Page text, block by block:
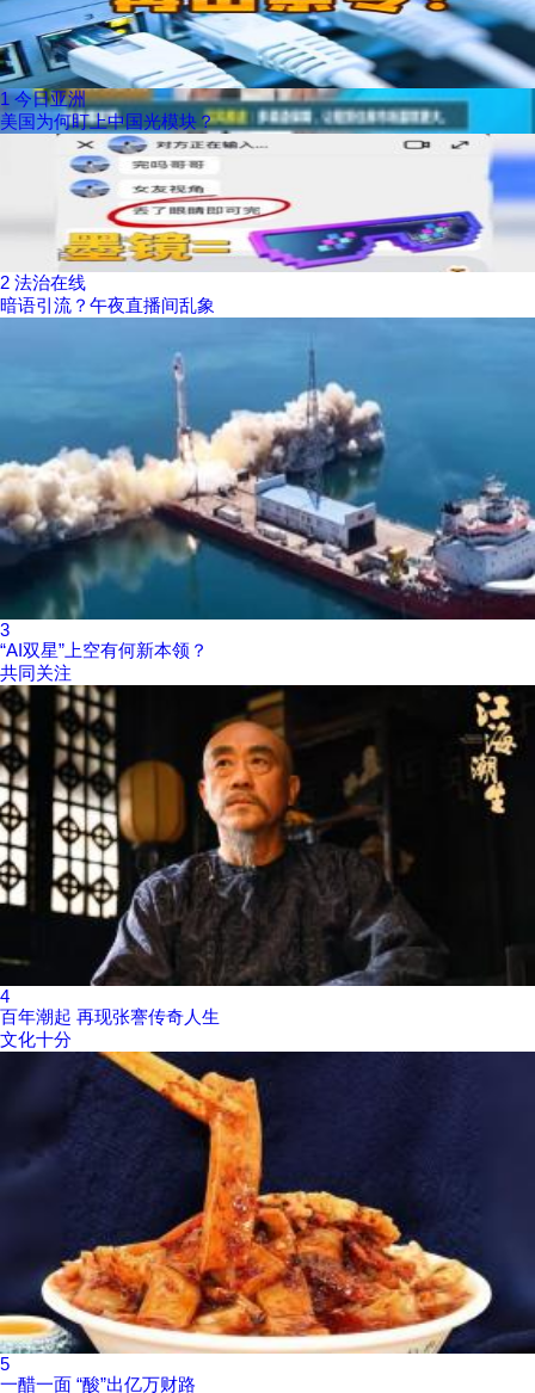
1 今日亚洲
美国为何盯上中国光模块？
2 法治在线
暗语引流？午夜直播间乱象
3
“AI双星”上空有何新本领？
共同关注
4
百年潮起 再现张謇传奇人生
文化十分
5
一醋一面 “酸”出亿万财路